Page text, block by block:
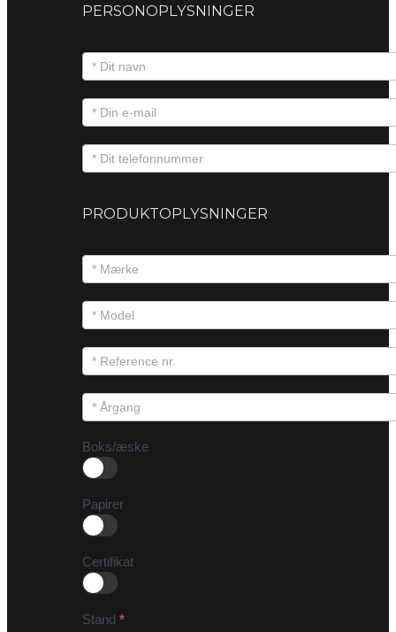
PERSONOPLYSNINGER
PRODUKTOPLYSNINGER
Boks/æske
Papirer
Certifikat
Stand *